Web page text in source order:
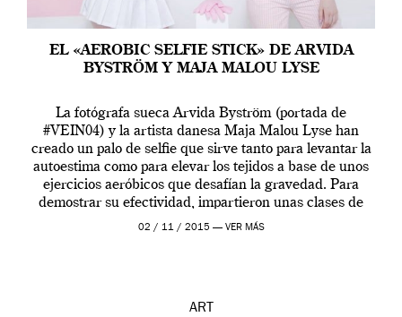
EL «AEROBIC SELFIE STICK» DE ARVIDA
BYSTRÖM Y MAJA MALOU LYSE
La fotógrafa sueca Arvida Byström (portada de
#VEIN04) y la artista danesa Maja Malou Lyse han
creado un palo de selfie que sirve tanto para levantar la
autoestima como para elevar los tejidos a base de unos
ejercicios aeróbicos que desafían la gravedad. Para
demostrar su efectividad, impartieron unas clases de
prueba en el Tate […]
02 / 11 / 2015 — VER MÁS
ART